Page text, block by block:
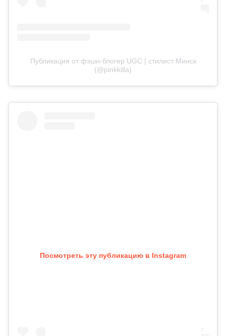
Публикация от фэшн-блогер UGC | стилист Минск
(@pinkkilla)
Посмотреть эту публикацию в Instagram